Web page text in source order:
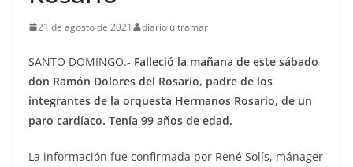
21 de agosto de 2021 diario ultramar
SANTO DOMINGO.- Falleció la mañana de este sábado
don Ramón Dolores del Rosario, padre de los
integrantes de la orquesta Hermanos Rosario, de un
paro cardíaco. Tenía 99 años de edad.
La información fue confirmada por René Solís, mánager